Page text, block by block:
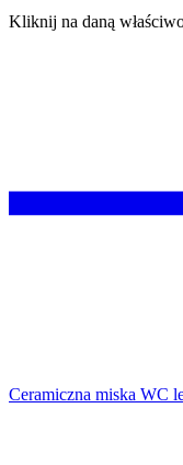
Kliknij na daną
Ceramiczna miska WC